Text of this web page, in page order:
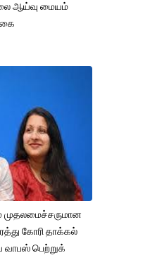
ஆய்வு மையம்
கோரி தாக்கல்
பெற்றுக்